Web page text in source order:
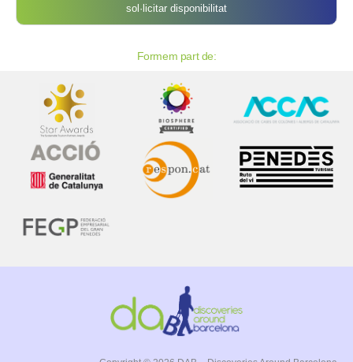
sol·licitar disponibilitat
Formem part de: